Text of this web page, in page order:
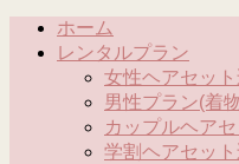
ホーム
レンタルプラン
女性ヘアセッ
男性プラン(着
カップルヘア
学割ヘアセッ